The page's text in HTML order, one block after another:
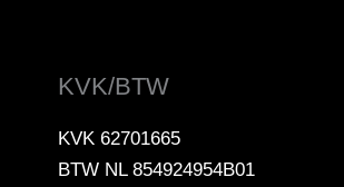
KVK/BTW
KVK 62701665
BTW NL 854924954B01